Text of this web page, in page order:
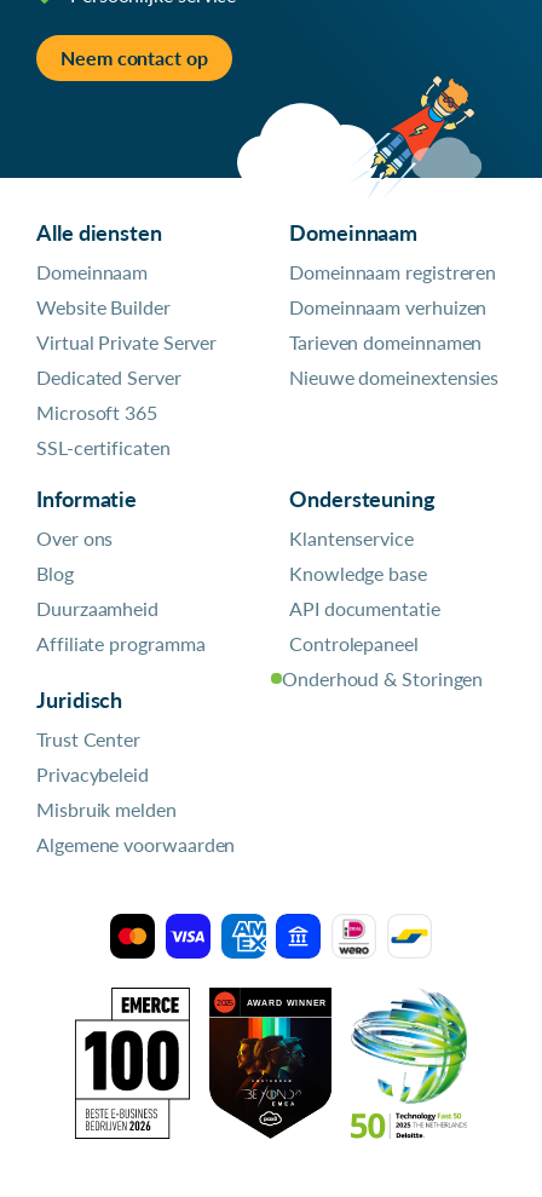
Neem contact op
Alle diensten
Domeinnaam
Website Builder
Virtual Private Server
Dedicated Server
Microsoft 365
SSL-certificaten
Domeinnaam
Domeinnaam registreren
Domeinnaam verhuizen
Tarieven domeinnamen
Nieuwe domeinextensies
Informatie
Over ons
Blog
Duurzaamheid
Affiliate programma
Juridisch
Trust Center
Privacybeleid
Misbruik melden
Algemene voorwaarden
Ondersteuning
Klantenservice
Knowledge base
API documentatie
Controlepaneel
Onderhoud & Storingen